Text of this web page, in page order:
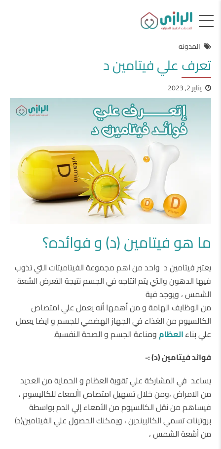
المدونه
تعرف علي فيتامين د
يناير 2, 2023
ما هو فيتامين (د) و فوائده؟
يعتبر فيتامين د واحد من اهم مجموعة الفيتاميتات التي تذوب
فيها الدهون والتي يتم انتاجه في الجسم نتيجة التعرض الشعة
الشمس ، ويوجد فية
من الوظايف الهامة و من أهمها أنه يعمل علي امتصاص
الكالسيوم من الغذاء في الجهاز الهضمي للجسم و ايضا يعمل
علي بناءالعظامومناعة الجسم و الصحة النفسية.
فوائد فيتامين (د) :-
يساعد في المشاركة علي تقوية العظام و الحماية من العديد
من الامراض ،ومن خلال تسهيل امتصاص األمعاء للكاليسوم ،
فيساهم من نقل الكالسيوم من الأمعاء إلي الدم بواسطة
بروتينات تسمي الكالبيندين ، ويمكنك الحصول علي الفيتامين(د)
من أشعة الشمس ،